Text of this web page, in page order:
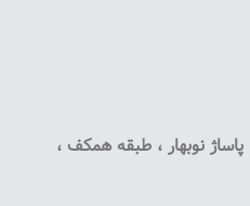
نوبهار ، طبقه همکف ،